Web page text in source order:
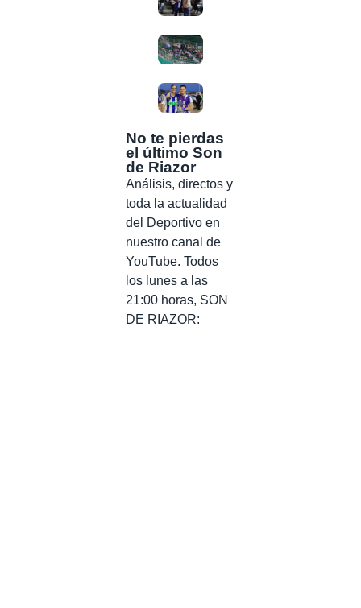
No te pierdas
el último Son
de Riazor
Análisis, directos y
toda la actualidad
del Deportivo en
nuestro canal de
YouTube. Todos
los lunes a las
21:00 horas, SON
DE RIAZOR: